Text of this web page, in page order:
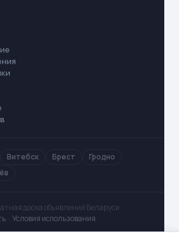
Витебск Брест
Гродно
доска объявлений Беларуси. ·
· Условия использования